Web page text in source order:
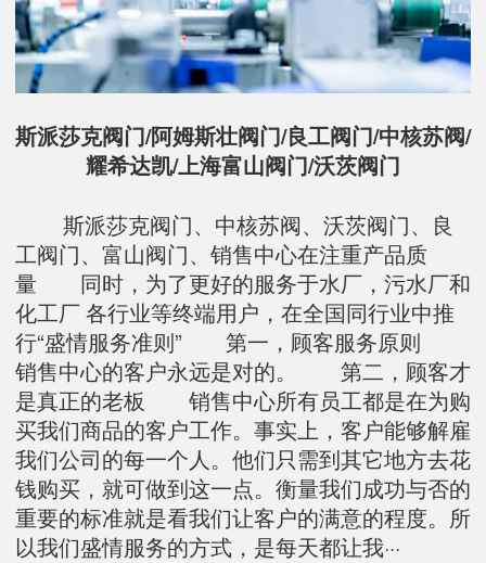
斯派莎克阀门/阿姆斯壮阀门/良工阀门/中核苏阀/
耀希达凯/上海富山阀门/沃茨阀门
斯派莎克阀门、中核苏阀、沃茨阀门、良
工阀门、富山阀门、销售中心在注重产品质
量 同时，为了更好的服务于水厂，污水厂和
化工厂 各行业等终端用户，在全国同行业中推
行“盛情服务准则” 第一，顾客服务原则
销售中心的客户永远是对的。 第二，顾客才
是真正的老板 销售中心所有员工都是在为购
买我们商品的客户工作。事实上，客户能够解雇
我们公司的每一个人。他们只需到其它地方去花
钱购买，就可做到这一点。衡量我们成功与否的
重要的标准就是看我们让客户的满意的程度。所
以我们盛情服务的方式，是每天都让我···